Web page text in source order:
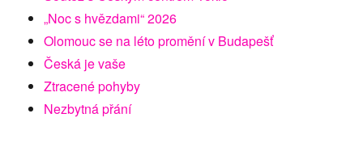
„Noc s hvězdami“ 2026
Olomouc se na léto promění v Budapešť
Česká je vaše
Ztracené pohyby
Nezbytná přání